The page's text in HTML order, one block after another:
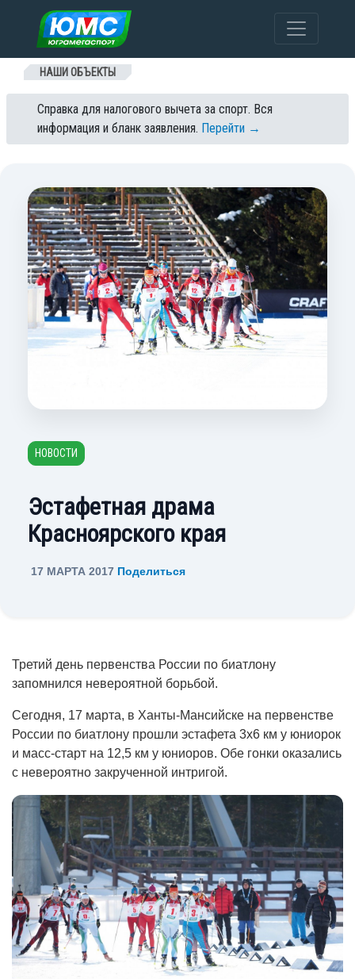
Перейти к содержанию
НАШИ ОБЪЕКТЫ
Справка для налогового вычета за спорт. Вся
информация и бланк заявления. Перейти →
НОВОСТИ
Эстафетная драма
Красноярского края
17 МАРТА 2017 Поделиться
Третий день первенства России по биатлону
запомнился невероятной борьбой.
Сегодня, 17 марта, в Ханты-Мансийске на первенстве
России по биатлону прошли эстафета 3х6 км у юниорок
и масс-старт на 12,5 км у юниоров. Обе гонки оказались
с невероятно закрученной интригой.